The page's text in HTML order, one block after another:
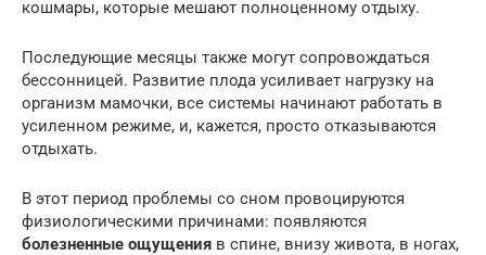
кошмары, которые мешают полноценному отдыху.
Последующие месяцы также могут сопровождаться
бессонницей. Развитие плода усиливает нагрузку на
организм мамочки, все системы начинают работать в
усиленном режиме, и, кажется, просто отказываются
отдыхать.
В этот период проблемы со сном провоцируются
физиологическими причинами: появляются
болезненные ощущения в спине, внизу живота, в ногах,